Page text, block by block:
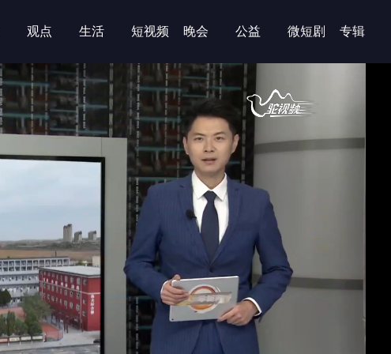
观点 生活 短视频 晚会 公益 微短剧 专辑